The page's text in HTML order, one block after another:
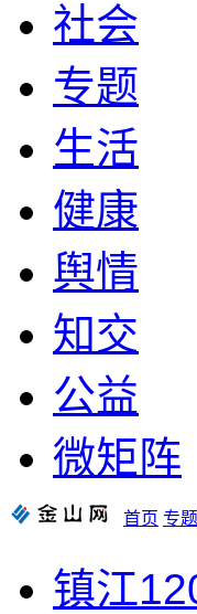
社会
专题
生活
健康
舆情
知交
公益
微矩阵
首页 专
镇江